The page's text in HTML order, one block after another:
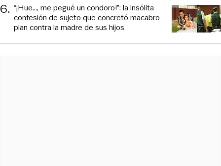
6. “¡Hue..., me pegué un condoro!”: la insólita
confesión de sujeto que concretó macabro
plan contra la madre de sus hijos